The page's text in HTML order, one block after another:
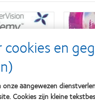
en
aangewezen
Cookies zijn kleine